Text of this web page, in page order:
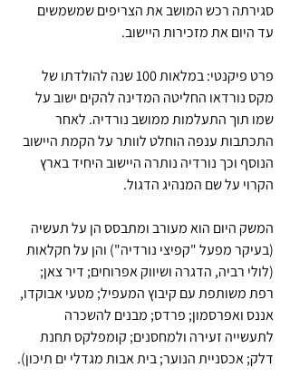
סגירתה רכש המושב את הצריפים שמשמשים
עד היום את מזכירות היישוב.
פרט פיקנטי: במלאות 100 שנה להולדתו של
מקס נורדאו החליטה המדינה להקים ישוב על
שמו תוך התעלמות ממושב נורדיה. לאחר
התכתבות ענפה הוחלט לוותר על הקמת היישוב
הנוסף וכך נורדיה נותרה היישוב היחיד בארץ
הקרוי על שם המנהיג הדגול.
המשק היום הוא מעורב ומתבסס הן על תעשיה
(בעיקר מפעל "קפיצי נורדיה") והן על חקלאות
(לולי רביה, הדגרה ושיווק אפרוחים; דיר צאן;
רפת משותפת עם קיבוץ המעפיל; מטעי אבוקדו,
אננס ואפרסמון; פרדס; מבנים להשכרה
לתעשייה זעירה ולמחסנים; קומפלקס תחנת
דלק; אכסניית הנוער; בית אבות מגדלי ים תיכון).